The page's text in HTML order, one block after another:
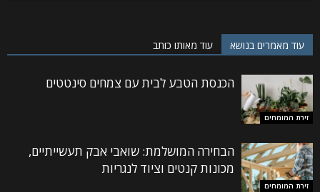
עוד מאמרים בנושא עוד מאותו כותב
זירת המומחים
הכנסת הטבע לבית עם צמחים סינטטים
זירת המומחים
הבחירה המושלמת: שואבי אבק תעשייתיים,
מכונות קנטים וציוד לנגריות